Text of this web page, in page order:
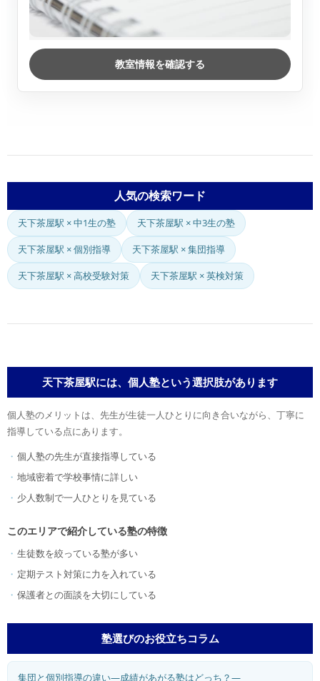
教室情報を確認する
人気の検索ワード
天下茶屋駅 × 中1生の塾 天下茶屋駅 × 中3生の塾
天下茶屋駅 × 個別指導 天下茶屋駅 × 集団指導
天下茶屋駅 × 高校受験対策 天下茶屋駅 × 英検対策
天下茶屋駅には、個人塾という選択肢があります
個人塾のメリットは、先生が生徒一人ひとりに向き合いながら、丁寧に
指導している点にあります。
個人塾の先生が直接指導している
地域密着で学校事情に詳しい
少人数制で一人ひとりを見ている
このエリアで紹介している塾の特徴
生徒数を絞っている塾が多い
定期テスト対策に力を入れている
保護者との面談を大切にしている
塾選びのお役立ちコラム
集団と個別指導の違い―成績があがる塾はどっち？―